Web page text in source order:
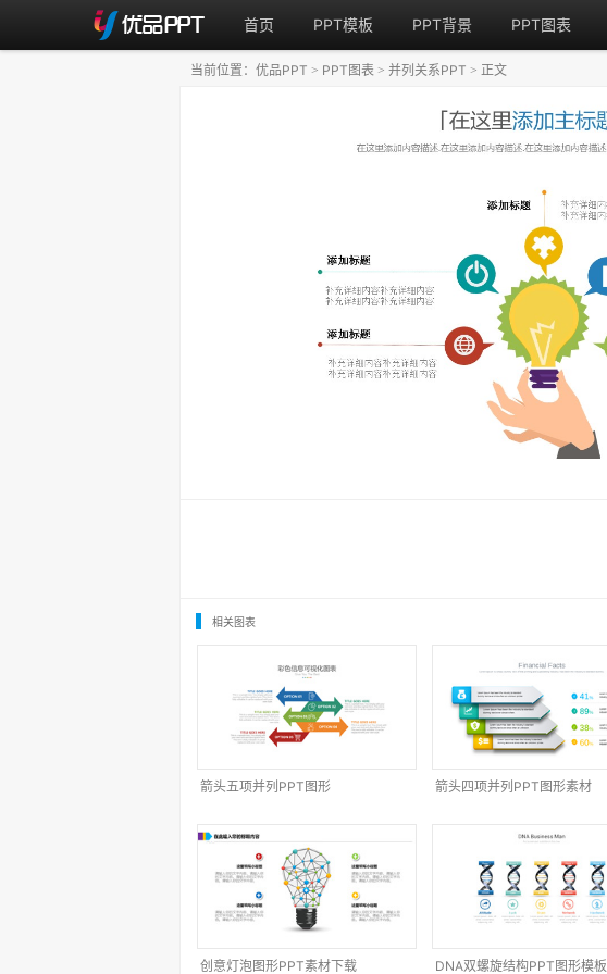
首页 PPT模板 PPT背景 PPT图表
当前位置： 优品PPT > PPT图表 > 并列关系PPT > 正文
相关图表
箭头五项并列PPT图形 箭头四项并列PPT图形素材
创意灯泡图形PPT素材下载 DNA双螺旋结构PPT图形模板